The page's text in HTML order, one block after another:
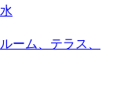
ーム、テラス、